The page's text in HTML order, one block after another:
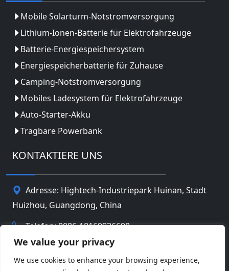
We value your privacy
We use cookies to enhance your browsing experience,
Mobile Solarturm-Notstromversorgung
Lithium-Ionen-Batterie für Elektrofahrzeuge
Batterie-Energiespeichersystem
Energiespeicherbatterie für Zuhause
Camping-Notstromversorgung
Mobiles Ladesystem für Elektrofahrzeuge
Auto-Starter-Akku
Tragbare Powerbank
KONTAKTIERE UNS
Adresse: Hightech-Industriepark Huinan, Stadt
Huizhou, Guangdong, China
Telefon: 0086-18169936698
info@jbbatterychina.com